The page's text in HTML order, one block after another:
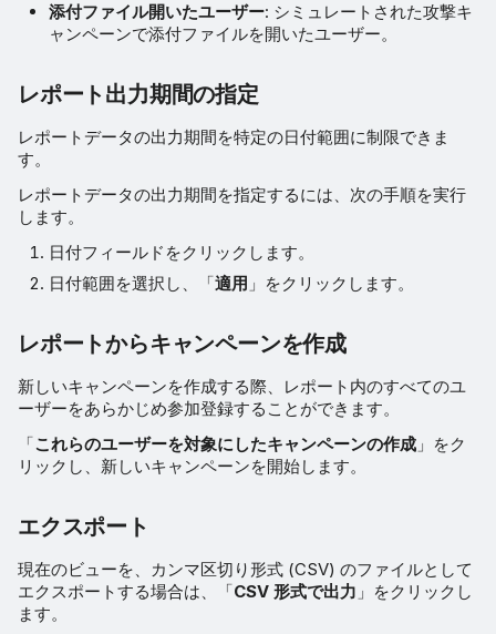
添付ファイル開いたユーザー: シミュレートされた攻撃キ
ャンペーンで添付ファイルを開いたユーザー。
レポート出力期間の指定
レポートデータの出力期間を特定の日付範囲に制限できま
す。
レポートデータの出力期間を指定するには、次の手順を実行
します。
日付フィールドをクリックします。
日付範囲を選択し、「適用 」をクリックします。
レポートからキャンペーンを作成
新しいキャンペーンを作成する際、レポート内のすべてのユ
ーザーをあらかじめ参加登録することができます。
「これらのユーザーを対象にしたキャンペーンの作成 」をク
リックし、新しいキャンペーンを開始します。
エクスポート
現在のビューを、カンマ区切り形式 (CSV) のファイルとして
エクスポートする場合は、「CSV 形式で出力 」をクリックし
ます。